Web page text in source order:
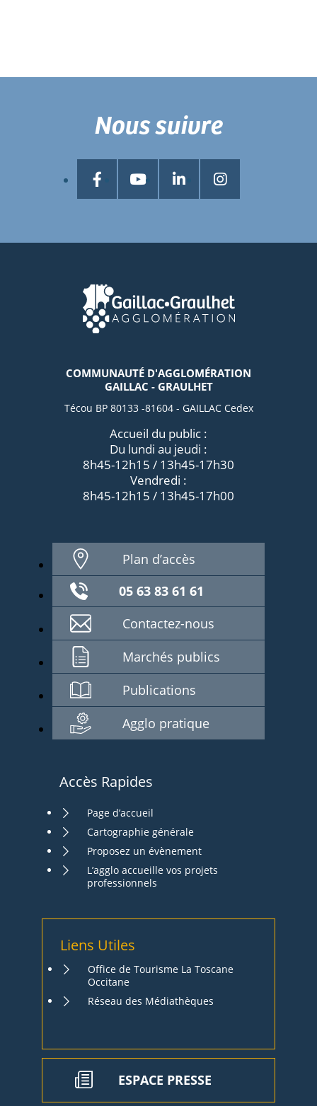
COMMUNAUTÉ D'AGGLOMÉRATION
GAILLAC - GRAULHET
Técou BP 80133 -81604 - GAILLAC Cedex
Accueil du public :
Du lundi au jeudi :
8h45-12h15 / 13h45-17h30
Vendredi :
8h45-12h15 / 13h45-17h00
Plan d’accès
05 63 83 61 61
Contactez-nous
Marchés publics
Publications
Agglo pratique
Accès Rapides
Page d’accueil
Cartographie générale
Proposez un évènement
L’agglo accueille vos projets
professionnels
Liens Utiles
Office de Tourisme La Toscane
Occitane
Réseau des Médiathèques
ESPACE PRESSE
Nous suivre